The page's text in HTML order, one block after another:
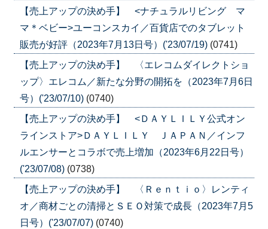
【売上アップの決め手】 <ナチュラルリビング マ
マ＊ベビー>ユーコンスカイ／百貨店でのタブレット
販売が好評（2023年7月13日号）('23/07/19) (0741)
【売上アップの決め手】 〈エレコムダイレクトショ
ップ〉エレコム／新たな分野の開拓を（2023年7月6日
号）('23/07/10) (0740)
【売上アップの決め手】 <ＤＡＹＬＩＬＹ公式オン
ラインストア>ＤＡＹＬＩＬＹ ＪＡＰＡＮ／インフ
ルエンサーとコラボで売上増加（2023年6月22日号）
('23/07/08) (0738)
【売上アップの決め手】 〈Ｒｅｎｔｉｏ〉レンティ
オ／商材ごとの清掃とＳＥＯ対策で成長（2023年7月5
日号）('23/07/07) (0740)